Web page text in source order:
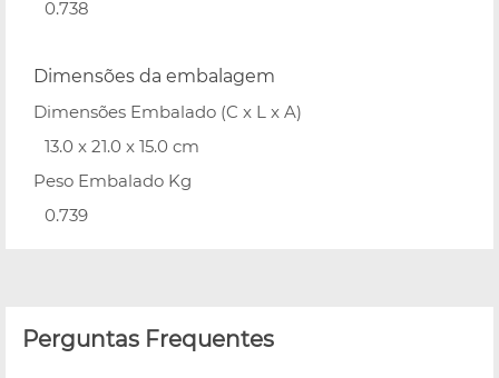
0.738
Dimensões da embalagem
Dimensões Embalado (C x L x A)
13.0 x 21.0 x 15.0 cm
Peso Embalado Kg
0.739
Perguntas Frequentes